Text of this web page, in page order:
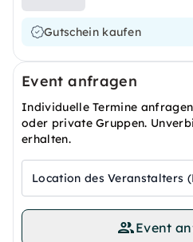
Gutschein kaufen
Event anfragen
Individuelle Termine
oder private Gruppen.
erhalten.
Location des Veranstalters
Event